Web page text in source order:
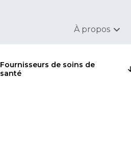
Fournisseurs de soins de
santé
À propos